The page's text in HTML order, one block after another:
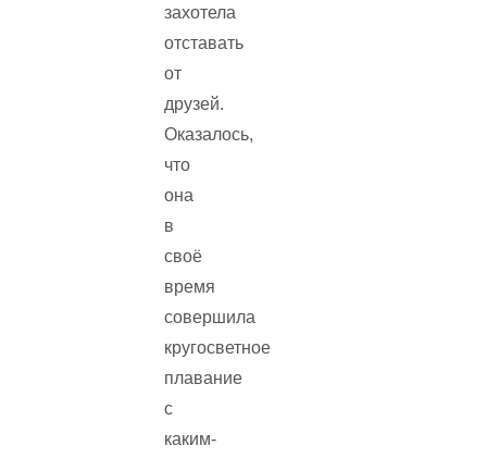
захотела
отставать
от
друзей.
Оказалось,
что
она
в
своё
время
совершила
кругосветное
плавание
с
каким-